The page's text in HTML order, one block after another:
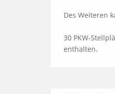
Des Weiteren
30 PKW-
enthalten.